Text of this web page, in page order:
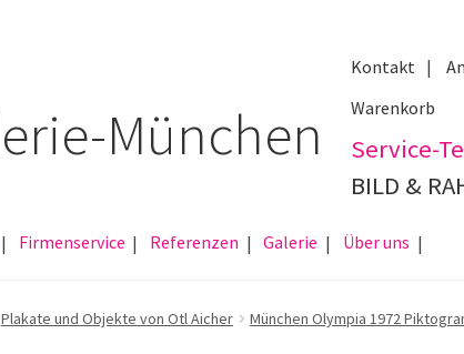
Kontakt
Warenkorb
Service-
BILD &
Firmenservice Referenzen Galerie Über uns
Plakate und Objekte von Otl Aicher
München Olympia 1972